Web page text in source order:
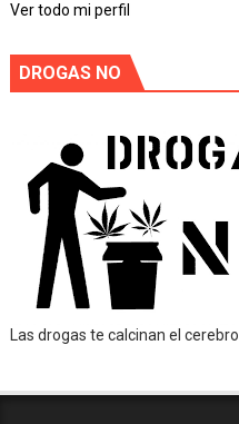
Ver todo mi perfil
DROGAS NO
Las drogas te calcinan el cerebro